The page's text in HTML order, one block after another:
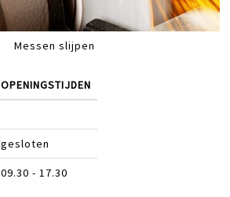
Messen slijpen
OPENINGSTIJDEN
gesloten
09.30 - 17.30